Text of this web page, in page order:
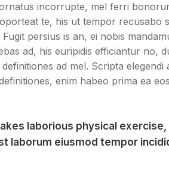
incorrupte, mel ferri
te, his ut tempor
persius is an, ei nobis
ad, his euripidis efficiantur no,
ad mel. Scripta
enim habeo prima ea
laborious physical
laborum eiusmod tempor